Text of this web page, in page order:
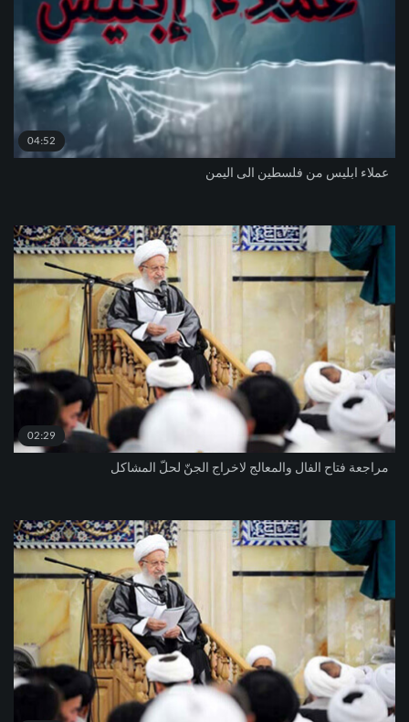
04:52
عملاء ابليس من فلسطين الى اليمن
02:29
مراجعة فتاح الفال والمعالج لاخراج الجنّ لحلّ المشاكل